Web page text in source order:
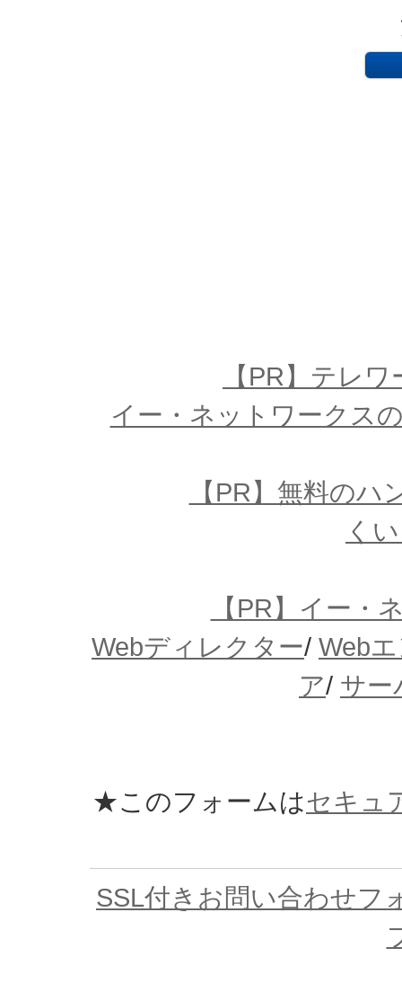
【PR】テレ
イー・ネットワークス
【PR】無料の
く
【PR】イー・
Webディレクター/ Web
ア/ サー
★このフォームはセキュ
SSL付きお問い合わせフ